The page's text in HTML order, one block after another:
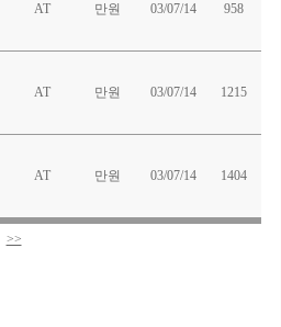
AT 만원 03/07/14 958
AT 만원 03/07/14 1215
AT 만원 03/07/14 1404
>>